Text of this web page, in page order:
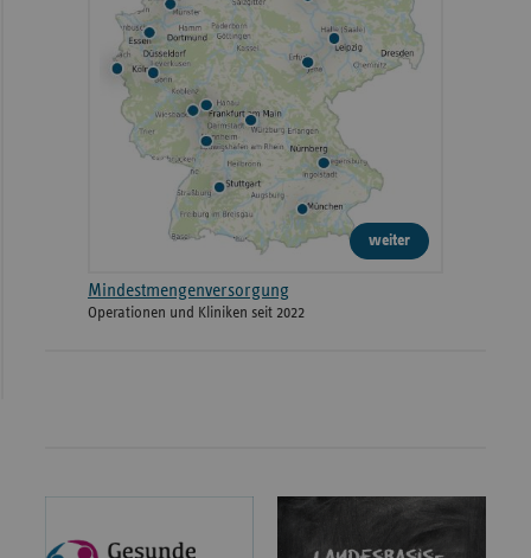
weiter
Mindestmengenversorgung
Operationen und Kliniken seit 2022